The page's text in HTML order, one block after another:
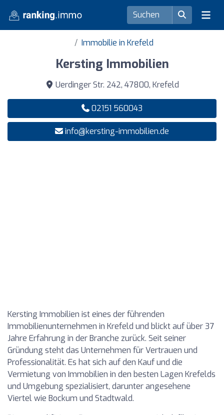
Immobilie in Krefeld
Kersting Immobilien
Uerdinger Str. 242, 47800, Krefeld
02151 560043
info@kersting-immobilien.de
Kersting Immobilien ist eines der führenden
Immobilienunternehmen in Krefeld und blickt auf über 37
Jahre Erfahrung in der Branche zurück. Seit seiner
Gründung steht das Unternehmen für Vertrauen und
Professionalität. Es hat sich auf den Kauf und die
Vermietung von Immobilien in den besten Lagen Krefelds
und Umgebung spezialisiert, darunter angesehene
Viertel wie Bockum und Stadtwald.